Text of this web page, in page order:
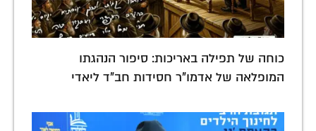
כוחה של תפילה באריכות: סיפור הנהגתו
המופלאה של אדמו"ר חסידות חב"ד ליאדי